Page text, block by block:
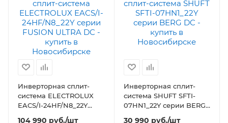
Инверторная сплит-
система ELECTROLUX
EACS/I-24HF/N8_22Y
серии FUSION ULTRA DC
104 990 руб./шт
Инверторная сплит-
система SHUFT SFTI-
07HN1_22Y серии BERG
30 990 руб./шт